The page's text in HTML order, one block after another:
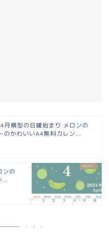
月横型の日曜始まり メロンの
のかわいいA4無料カレン...
ンの
...